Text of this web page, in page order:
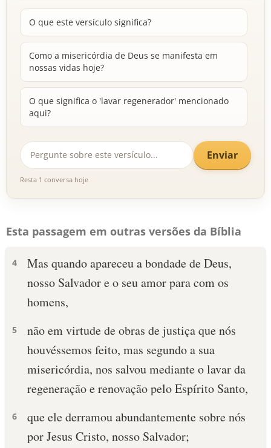
O que este versículo significa?
Como a misericórdia de Deus se manifesta em
nossas vidas hoje?
O que significa o 'lavar regenerador' mencionado
aqui?
Enviar
Resta 1 conversa hoje
Esta passagem em outras versões da Bíblia
4
Mas quando apareceu a bondade de Deus,
nosso Salvador e o seu amor para com os
homens,
5
não em virtude de obras de justiça que nós
houvéssemos feito, mas segundo a sua
misericórdia, nos salvou mediante o lavar da
regeneração e renovação pelo Espírito Santo,
6
que ele derramou abundantemente sobre nós
por Jesus Cristo, nosso Salvador;